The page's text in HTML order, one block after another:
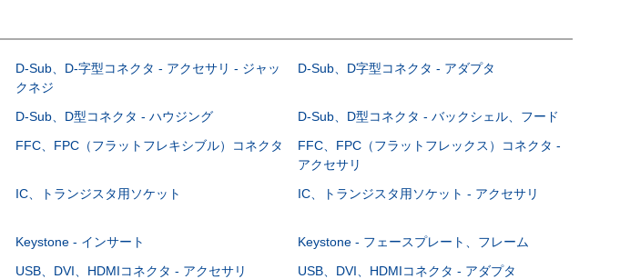
D-Sub、D-字型コネクタ - アクセサリ - ジャッ
クネジ
D-Sub、D字型コネクタ - アダプタ
D-Sub、D型コネクタ - ハウジング
D-Sub、D型コネクタ - バックシェル、フード
FFC、FPC（フラットフレキシブル）コネクタ
FFC、FPC（フラットフレックス）コネクタ -
アクセサリ
IC、トランジスタ用ソケット IC、トランジスタ用ソケット - アクセサリ
Keystone - インサート
Keystone - フェースプレート、フレーム
USB、DVI、HDMIコネクタ - アクセサリ
USB、DVI、HDMIコネクタ - アダプタ